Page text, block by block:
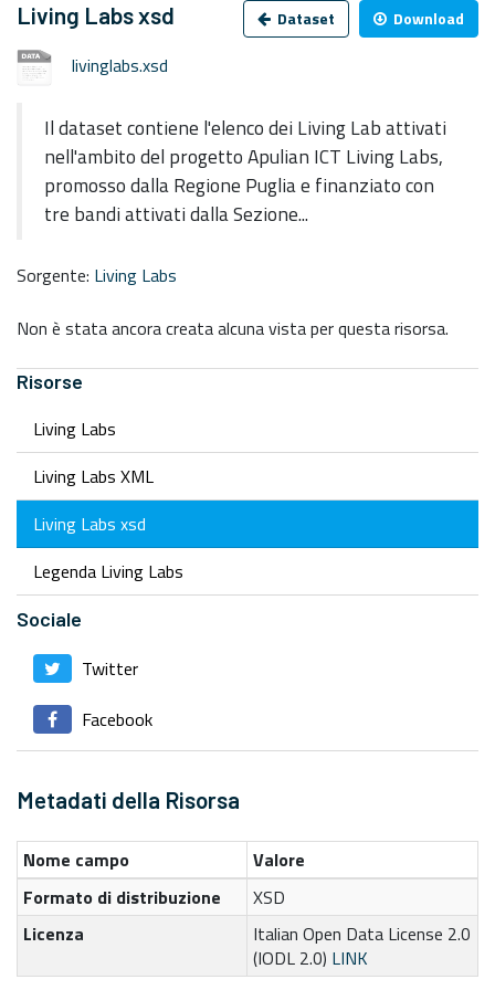
Dataset Download
Living Labs xsd
livinglabs.xsd
Il dataset contiene l'elenco dei Living Lab attivati
nell'ambito del progetto Apulian ICT Living Labs,
promosso dalla Regione Puglia e finanziato con
tre bandi attivati dalla Sezione...
Sorgente: Living Labs
Non è stata ancora creata alcuna vista per questa risorsa.
Risorse
Living Labs
Living Labs XML
Living Labs xsd
Legenda Living Labs
Sociale
Twitter
Facebook
Metadati della Risorsa
Nome campo
Valore
Formato di distribuzione
XSD
Licenza
Italian Open Data License 2.0
(IODL 2.0) LINK